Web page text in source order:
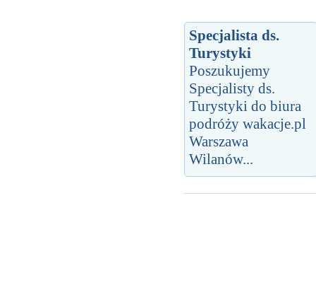
Specjalista ds.
Turystyki
Poszukujemy
Specjalisty ds.
Turystyki do biura
podróży wakacje.pl
Warszawa
Wilanów...